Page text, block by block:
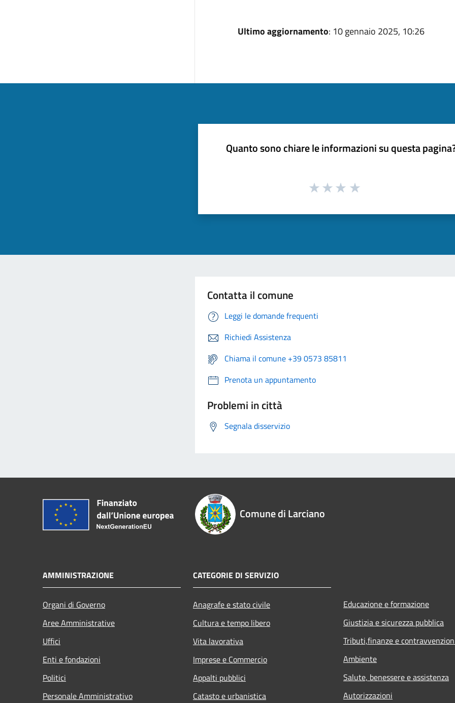
Ultimo aggiornamento: 10 gennaio 2025, 10:26
Quanto sono chiare le informazioni su questa
Contatta il comune
Leggi le domande frequenti
Richiedi Assistenza
Chiama il comune +39 0573 85811
Prenota un appuntamento
Problemi in città
Segnala disservizio
Comune di Larciano
AMMINISTRAZIONE
Organi di Governo
Aree Amministrative
Uffici
Enti e fondazioni
Politici
Personale Amministrativo
CATEGORIE DI SERVIZIO
Anagrafe e stato civile
Cultura e tempo libero
Vita lavorativa
Imprese e Commercio
Appalti pubblici
Catasto e urbanistica
Educazione e formazione
Giustizia e sicurezza pubblica
Tributi,finanze e
Ambiente
Salute, benessere e assistenza
Autorizzazioni